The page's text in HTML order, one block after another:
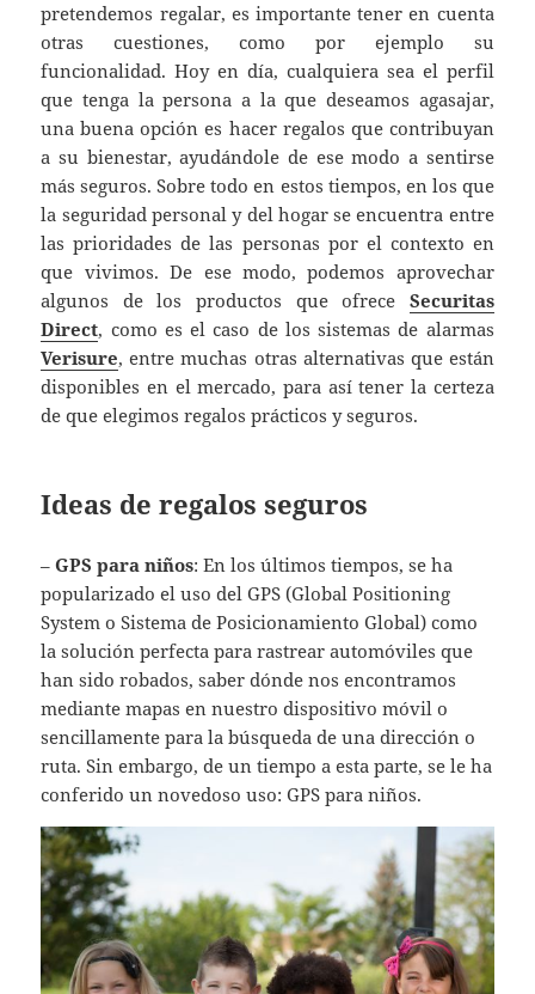
pretendemos regalar, es importante tener en cuenta
otras cuestiones, como por ejemplo su
funcionalidad. Hoy en día, cualquiera sea el perfil
que tenga la persona a la que deseamos agasajar,
una buena opción es hacer regalos que contribuyan
a su bienestar, ayudándole de ese modo a sentirse
más seguros. Sobre todo en estos tiempos, en los que
la seguridad personal y del hogar se encuentra entre
las prioridades de las personas por el contexto en
que vivimos. De ese modo, podemos aprovechar
algunos de los productos que ofrece Securitas
Direct, como es el caso de los sistemas de alarmas
Verisure, entre muchas otras alternativas que están
disponibles en el mercado, para así tener la certeza
de que elegimos regalos prácticos y seguros.
Ideas de regalos seguros
–GPS para niños: En los últimos tiempos, se ha
popularizado el uso del GPS (Global Positioning
System o Sistema de Posicionamiento Global) como
la solución perfecta para rastrear automóviles que
han sido robados, saber dónde nos encontramos
mediante mapas en nuestro dispositivo móvil o
sencillamente para la búsqueda de una dirección o
ruta. Sin embargo, de un tiempo a esta parte, se le ha
conferido un novedoso uso: GPS para niños.